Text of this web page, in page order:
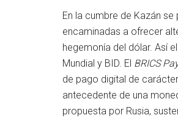
En la cumbre de Kazán
encaminadas a ofrecer
hegemonía del dólar. Así
Mundial y BID. El BRICS
de pago digital de
antecedente de una
propuesta por Rusia,